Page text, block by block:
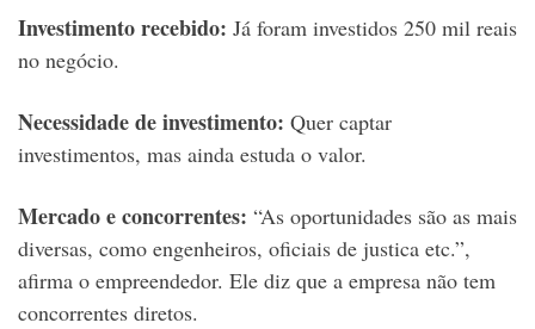
Investimento recebido: Já foram investidos 250 mil reais
no negócio.
Necessidade de investimento: Quer captar
investimentos, mas ainda estuda o valor.
Mercado e concorrentes: “As oportunidades são as mais
diversas, como engenheiros, oficiais de justica etc.”,
afirma o empreendedor. Ele diz que a empresa não tem
concorrentes diretos.